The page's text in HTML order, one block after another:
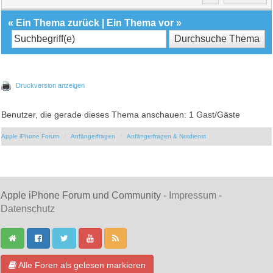
« Ein Thema zurück Ein Thema vor »
Druckversion anzeigen
Benutzer, die gerade dieses Thema anschauen: 1 Gast/Gäste
Apple iPhone Forum Anfängerfragen Anfängerfragen & Notdienst
Apple iPhone Forum und Community - Impressum -
Datenschutz
Alle Foren als gelesen markieren